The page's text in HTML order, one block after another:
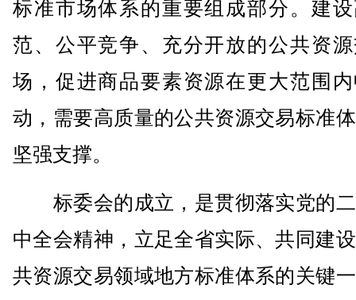
标准市场体系的重要组成部分。建
范、公平竞争、充分开放的公共资
场，促进商品要素资源在更大范围
动，需要高质量的公共资源交易标准
坚强支撑。
标委会的成立，是贯彻落实党的
中全会精神，立足全省实际、共同建
共资源交易领域地方标准体系的关键